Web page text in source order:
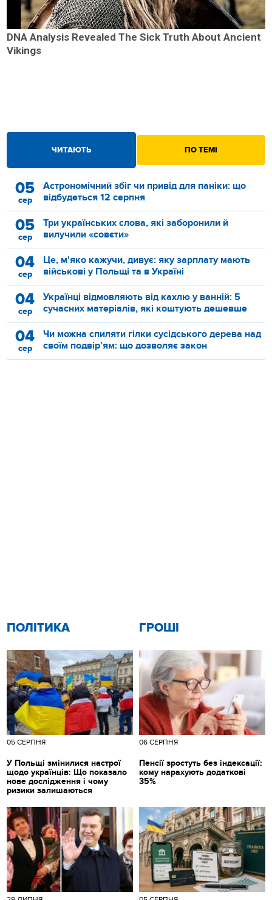
ЧИТАЮТЬ ПО ТЕМІ
05
сер
Астрономічний збіг чи привід для паніки: що
відбудеться 12 серпня
05
сер
Три українських слова, які заборонили й
вилучили «совєти»
04
сер
Це, м'яко кажучи, дивує: яку зарплату мають
військові у Польщі та в Україні
04
сер
Українці відмовляють від кахлю у ванній: 5
сучасних матеріалів, які коштують дешевше
04
сер
Чи можна спиляти гілки сусідського дерева над
своїм подвір’ям: що дозволяє закон
DNA Analysis Revealed The Sick Truth About Ancient
Vikings
ПОЛІТИКА
05 СЕРПНЯ
У Польщі змінилися настрої
щодо українців: Що показало
нове дослідження і чому
ризики залишаються
ГРОШІ
06 СЕРПНЯ
Пенсії зростуть без індексації:
кому нарахують додаткові
35%